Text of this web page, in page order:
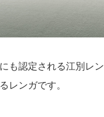
も認定される江別レ
レンガです。